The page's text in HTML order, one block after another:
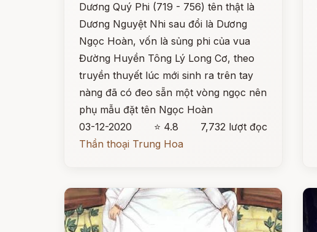
Dương Quý Phi (719 - 756) tên thật là
Dương Nguyệt Nhi sau đổi là Dương
Ngọc Hoàn, vốn là sủng phi của vua
Đường Huyền Tông Lý Long Cơ, theo
truyền thuyết lúc mới sinh ra trên tay
nàng đã có đeo sẵn một vòng ngọc nên
phụ mẫu đặt tên Ngọc Hoàn
03-12-2020
⭐ 4.8
7,732 lượt đọc
Thần thoại Trung Hoa